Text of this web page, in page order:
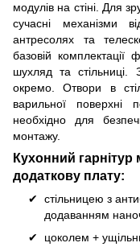
модулів на стіні. Для
сучасні механізми
антресолях та
базовій комплектації
шухляд та стільниці.
окремо. Отвори в
варильної
необхідно для
монтажу.
Кухонний
додаткову плату:
стільницею з антибактеріальним покриттям із
додаванням
цоколем +